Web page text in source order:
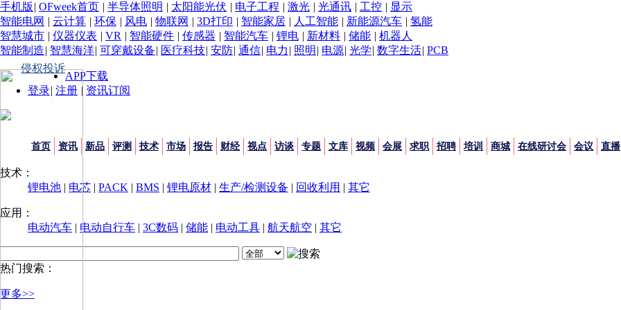
手机版 | OFweek首页 | 半导体照明 | 太阳能光伏 | 电子工程 | 激光 | 光通讯 | 工控 | 显示
智能电网 | 云计算 | 环保 | 风电 | 物联网 | 3D打印 | 智能家居 | 人工智能 | 新能源汽车 | 氢能
智慧城市 | 仪器仪表 | VR | 智能硬件 | 传感器 | 智能汽车 | 锂电 | 新材料 | 储能 | 机器人
智能制造| 智慧海洋| 可穿戴设备| 医疗科技| 安防| 通信| 电力 | 照明 | 电源| 光学| 数字生活| PCB
侵权投诉
APP下载
登录| 注册 | 资讯订阅
首页 资讯 新品 评测 技术 市场 报告 财经 视点 访谈 专题 文库 视频 会展 求职 招聘 培训 商城 在线研讨会 会议 直播
技术：
锂电池 | 电芯 | PACK | BMS | 锂电原材 | 生产/检测设备 | 回收利用 | 其它
应用：
电动汽车 | 电动自行车 | 3C数码 | 储能 | 电动工具 | 航天航空 | 其它
热门搜索：
更多>>